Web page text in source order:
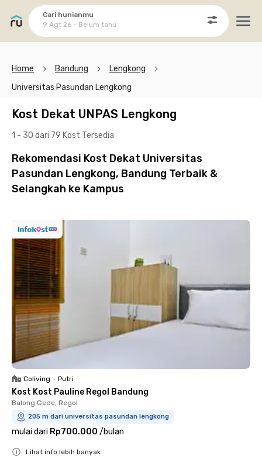
Cari hunianmu
9 Agt 26 - Belum tahu
Home Bandung
Lengkong
Universitas Pasundan Lengkong
Kost Dekat UNPAS Lengkong
1 - 30 dari 79 Kost Tersedia
Rekomendasi Kost Dekat Universitas
Pasundan Lengkong, Bandung Terbaik &
Selangkah ke Kampus
Coliving • Putri
Kost Kost Pauline Regol Bandung
Balong Gede, Regol
205 m dari universitas pasundan lengkong
mulai dari Rp700.000 /bulan
Lihat info lebih banyak